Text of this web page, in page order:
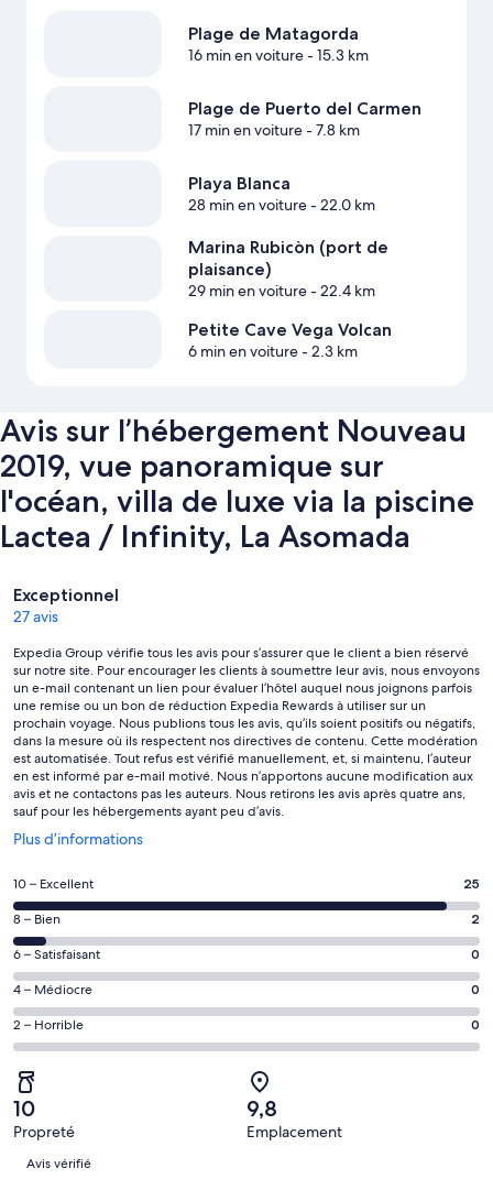
Plage de Matagorda
16 min en voiture- 15.3 km
Plage de Puerto del Carmen
17 min en voiture- 7.8 km
Playa Blanca
28 min en voiture- 22.0 km
Marina Rubicòn (port de
plaisance)
29 min en voiture- 22.4 km
Petite Cave Vega Volcan
6 min en voiture- 2.3 km
Avis sur l’hébergement Nouveau
2019, vue panoramique sur
l'océan, villa de luxe via la piscine
Lactea / Infinity, La Asomada
Avis
Exceptionnel
27 avis
Expedia Group vérifie tous les avis pour s’assurer que le client a bien réservé
sur notre site. Pour encourager les clients à soumettre leur avis, nous envoyons
un e-mail contenant un lien pour évaluer l’hôtel auquel nous joignons parfois
une remise ou un bon de réduction Expedia Rewards à utiliser sur un
prochain voyage. Nous publions tous les avis, qu’ils soient positifs ou négatifs,
dans la mesure où ils respectent nos directives de contenu. Cette modération
est automatisée. Tout refus est vérifié manuellement, et, si maintenu, l’auteur
en est informé par e-mail motivé. Nous n’apportons aucune modification aux
avis et ne contactons pas les auteurs. Nous retirons les avis après quatre ans,
sauf pour les hébergements ayant peu d’avis.
Plus d’informations
S’ouvre
une
nouvelle
fenêtre
Note
des
voyageurs
de 10
(Excellent),
d’après 25 avis
sur 27.
10 – Excellent 25
Note
des
voyageurs
de 8
(Bien),
d’après 2 avis
8 – Bien 2
Note
des
voyageurs
de 6
(Satisfaisant),
d’après 0 avis
sur 27.
6 – Satisfaisant 0
Note
des
voyageurs
(Médiocre),
d’après 0 avis
sur 27.
4 – Médiocre 0
Note
des
voyageurs
de 2
(Horrible),
d’après 0 avis
sur 27.
2 – Horrible 0
10
Propreté
9,8
Emplacement
Avis
Avis vérifié